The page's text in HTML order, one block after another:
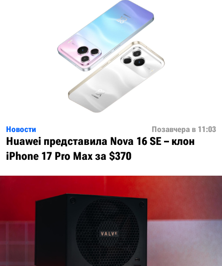
Новости Позавчера в 11:03
Huawei представила Nova 16 SE – клон
iPhone 17 Pro Max за $370